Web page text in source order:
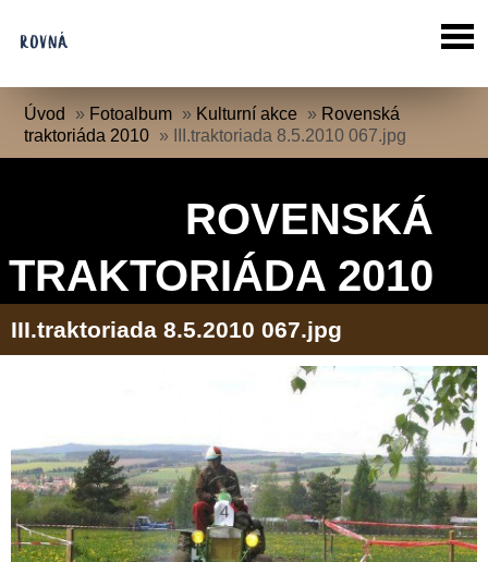
Úvod » Fotoalbum » Kulturní akce » Rovenská
traktoriáda 2010 » III.traktoriada 8.5.2010 067.jpg
ROVENSKÁ
TRAKTORIÁDA 2010
III.traktoriada 8.5.2010 067.jpg